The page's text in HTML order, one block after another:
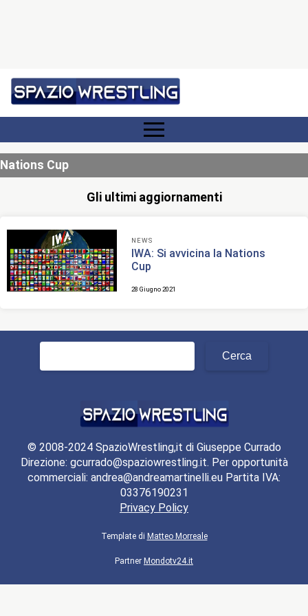
Nations Cup
Gli ultimi aggiornamenti
NEWS
IWA: Si avvicina la Nations
Cup
28 Giugno 2021
Ricerca
© 2008-2024 SpazioWrestling,it di Giuseppe Currado
Direzione: gcurrado@spaziowrestling.it. Per opportunità
commerciali: andrea@andreamartinelli.eu Partita IVA:
03376190231
Privacy Policy
Template di Matteo Morreale
Partner Mondotv24.it